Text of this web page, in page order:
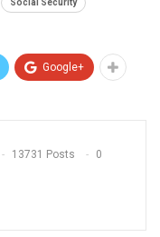
Social Security
Google+
13731 Posts 0